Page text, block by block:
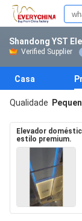
Shandong YST
Verified Supplier
Casa
Qualidade
Elevador
estilo premium.